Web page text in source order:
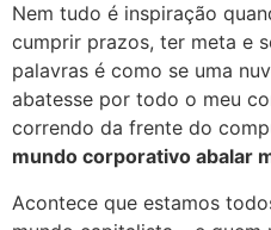
Nem tudo é inspiração
cumprir prazos, ter meta e
palavras é como se uma
abatesse por todo o meu
correndo da frente do
mundo corporativo abalar
Acontece que estamos